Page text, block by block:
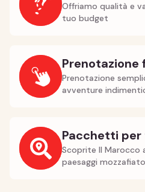
Offriamo qualità e
tuo budget
Prenotazione
Prenotazione
avventure
Pacchetti
Scoprite Il Marocco
paesaggi